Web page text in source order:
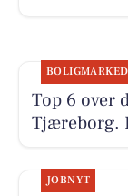
BOLIGMARKED
Top 6 over
Tjæreborg.
JOBNYT